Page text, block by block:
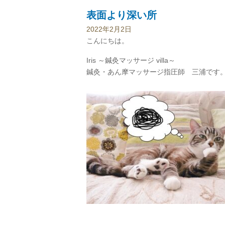
表面より深い所
2022年2月2日
こんにちは。
Iris ～鍼灸マッサージ villa～
鍼灸・あん摩マッサージ指圧師 三浦です